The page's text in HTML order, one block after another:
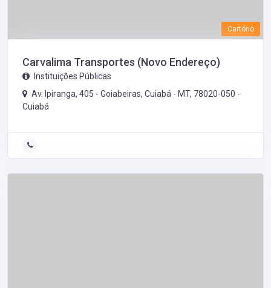
Cartório
Carvalima Transportes (Novo Endereço)
Instituições Públicas
Av. Ipiranga, 405 - Goiabeiras, Cuiabá - MT, 78020-050 -
Cuiabá